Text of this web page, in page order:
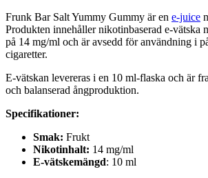
Frunk Bar Salt Yummy Gummy är en e-juice
Produkten innehåller nikotinbaserad e-vätska
på 14 mg/ml och är avsedd för användning i
cigaretter.
E-vätskan levereras i en 10 ml-flaska och är
och balanserad ångproduktion.
Specifikationer:
Smak: Frukt
Nikotinhalt: 14 mg/ml
E-vätskemängd: 10 ml